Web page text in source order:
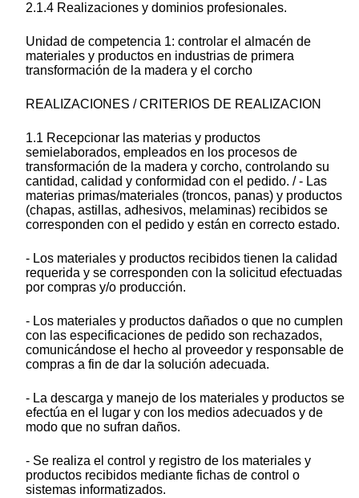
2.1.4 Realizaciones y dominios profesionales.
Unidad de competencia 1: controlar el almacén de
materiales y productos en industrias de primera
transformación de la madera y el corcho
REALIZACIONES / CRITERIOS DE REALIZACION
1.1 Recepcionar las materias y productos
semielaborados, empleados en los procesos de
transformación de la madera y corcho, controlando su
cantidad, calidad y conformidad con el pedido. / - Las
materias primas/materiales (troncos, panas) y productos
(chapas, astillas, adhesivos, melaminas) recibidos se
corresponden con el pedido y están en correcto estado.
- Los materiales y productos recibidos tienen la calidad
requerida y se corresponden con la solicitud efectuadas
por compras y/o producción.
- Los materiales y productos dañados o que no cumplen
con las especificaciones de pedido son rechazados,
comunicándose el hecho al proveedor y responsable de
compras a fin de dar la solución adecuada.
- La descarga y manejo de los materiales y productos se
efectúa en el lugar y con los medios adecuados y de
modo que no sufran daños.
- Se realiza el control y registro de los materiales y
productos recibidos mediante fichas de control o
sistemas informatizados.